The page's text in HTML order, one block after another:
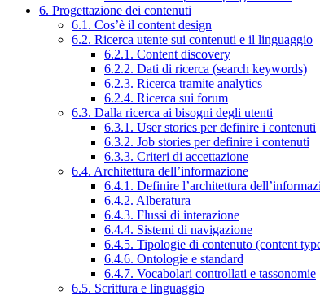
6. Progettazione dei contenuti
6.1. Cos’è il content design
6.2. Ricerca utente sui contenuti e il linguaggio
6.2.1. Content discovery
6.2.2. Dati di ricerca (search keywords)
6.2.3. Ricerca tramite analytics
6.2.4. Ricerca sui forum
6.3. Dalla ricerca ai bisogni degli utenti
6.3.1. User stories per definire i contenuti
6.3.2. Job stories per definire i contenuti
6.3.3. Criteri di accettazione
6.4. Architettura dell’informazione
6.4.1. Definire l’architettura
6.4.2. Alberatura
6.4.3. Flussi di interazione
6.4.4. Sistemi di navigazione
6.4.5. Tipologie di contenuto (content
6.4.6. Ontologie e standard
6.4.7. Vocabolari controllati e tassonomie
6.5. Scrittura e linguaggio